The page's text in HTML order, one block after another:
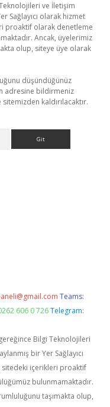
ve İletişim
Sağlayıcı olarak hizmet
proaktif olarak denetleme
Ancak, üyelerimiz
olup, siteye üye olarak
düşündüğünüz
adresine bildirmeniz
kaldırılacaktır.
Teams:
606 0 726 Telegram:
Bilgi Teknolojileri
bir Yer Sağlayıcı
içerikleri proaktif
bulunmamaktadır.
taşımakta olup,